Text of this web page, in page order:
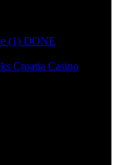
(1) DONE
Croatia Casino